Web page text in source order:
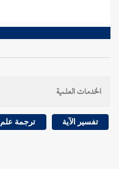
الخدمات العلمية
تفسير الآية ترجمة علم